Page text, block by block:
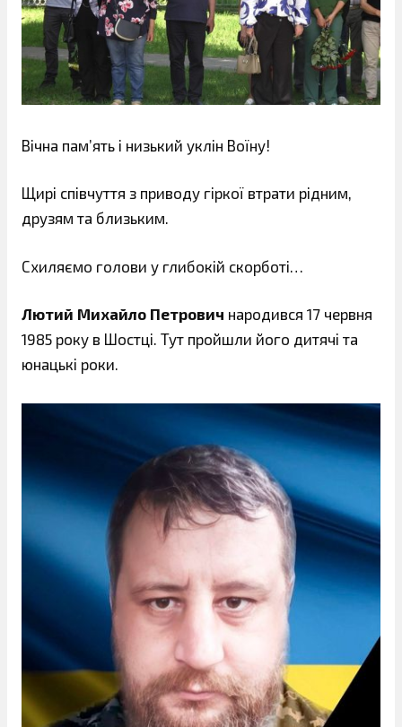
Вічна пам’ять і низький уклін Воїну!
Щирі співчуття з приводу гіркої втрати рідним,
друзям та близьким.
Схиляємо голови у глибокій скорботі…
Лютий Михайло Петрович народився 17 червня
1985 року в Шостці. Тут пройшли його дитячі та
юнацькі роки.